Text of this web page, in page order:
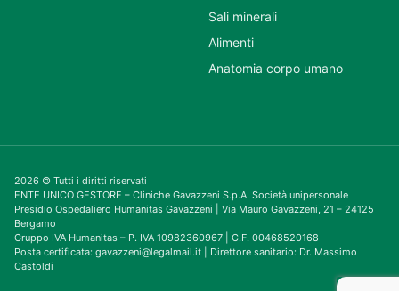
Sali minerali
Alimenti
Anatomia corpo umano
2026 © Tutti i diritti riservati
ENTE UNICO GESTORE – Cliniche Gavazzeni S.p.A. Società unipersonale
Presidio Ospedaliero Humanitas Gavazzeni | Via Mauro Gavazzeni, 21 – 24125
Bergamo
Gruppo IVA Humanitas – P. IVA 10982360967 | C.F. 00468520168
Posta certificata: gavazzeni@legalmail.it | Direttore sanitario: Dr. Massimo
Castoldi